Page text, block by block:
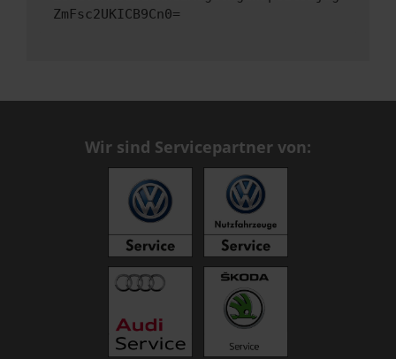
ZmFsc2UKICB9Cn0=
Wir sind Servicepartner von: